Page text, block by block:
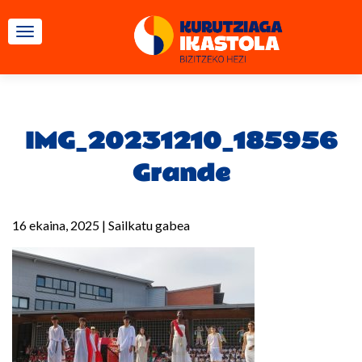
TOGGLE NAVIGATION
IMG_20231210_185956
Grande
16 ekaina, 2025 | Sailkatu gabea